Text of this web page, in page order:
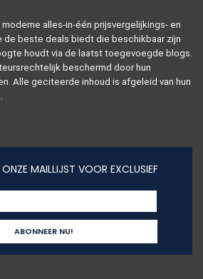
alles-in-één prijsvergelijkings- en
beste deals biedt die beschikbaar zijn
houdt via de laatst toegevoegde blogs.
beschermd door hun
Alle geciteerde inhoud is afgeleid van hun
MAILLIJST VOOR EXCLUSIEF